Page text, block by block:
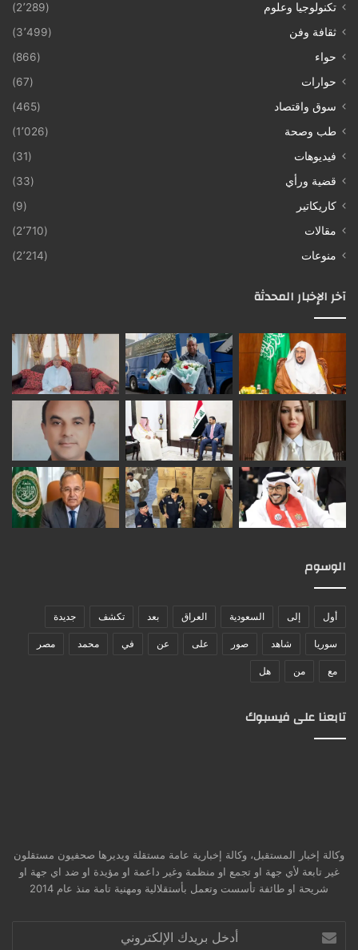
تكنولوجيا وعلوم
(2٬289)
ثقافة وفن
(3٬499)
حواء
(866)
حوارات
(67)
سوق واقتصاد
(465)
طب وصحة
(1٬026)
فيديوهات
(31)
قضية ورأي
(33)
كاريكاتير
(9)
مقالات
(2٬710)
منوعات
(2٬214)
آخر الإخبار المحدثة
الوسوم
أول إلى السعودية العراق بعد تكشف جديدة
سوريا شاهد صور على عن في محمد مصر
مع من هل
تابعنا على فيسبوك
وكالة إخبار المستقبل، وكالة إخبارية عامة مستقلة ويديرها صحفيون مستقلون
غير تابعة لأي جهة او تجمع او منظمة وغير داعمة او مؤيدة او ضد اي جهة او
شريحة او طائفة تأسست وتعمل بأستقلالية ومهنية تامة منذ عام 2014
بريدك